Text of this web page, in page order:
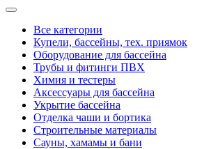
Все категории
Купели, бассейны, тех. приямок
Оборудование для бассейна
Трубы и фитинги ПВХ
Химия и тестеры
Аксессуары для бассейна
Укрытие бассейна
Отделка чаши и бортика
Строительные материалы
Сауны, хамамы и бани